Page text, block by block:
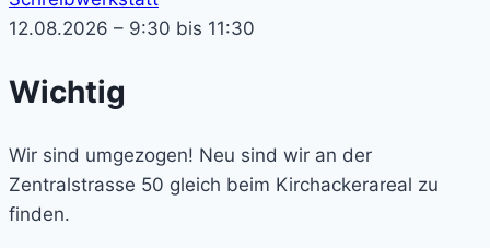
12.08.2026 – 9:30 bis 11:30
Wichtig
Wir sind umgezogen! Neu sind wir an der
Zentralstrasse 50 gleich beim Kirchackerareal zu
finden.